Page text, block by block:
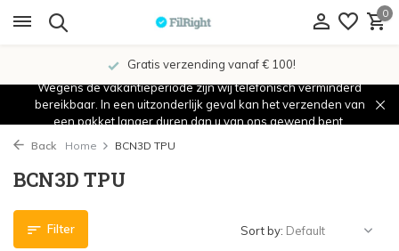
0
Gratis verzending vanaf € 100!
Wegens de vakantieperiode zijn wij telefonisch verminderd
bereikbaar. In een uitzonderlijk geval kan het verzenden van
een pakket langer duren dan u van ons gewend bent.
Back Home BCN3D TPU
BCN3D TPU
Filter Sort by: